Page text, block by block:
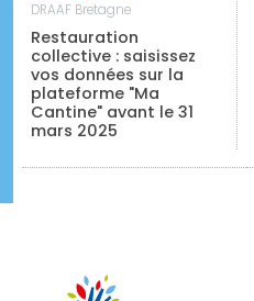
DRAAF Bretagne
Restauration
collective : saisissez
vos données sur la
plateforme "Ma
Cantine" avant le 31
mars 2025